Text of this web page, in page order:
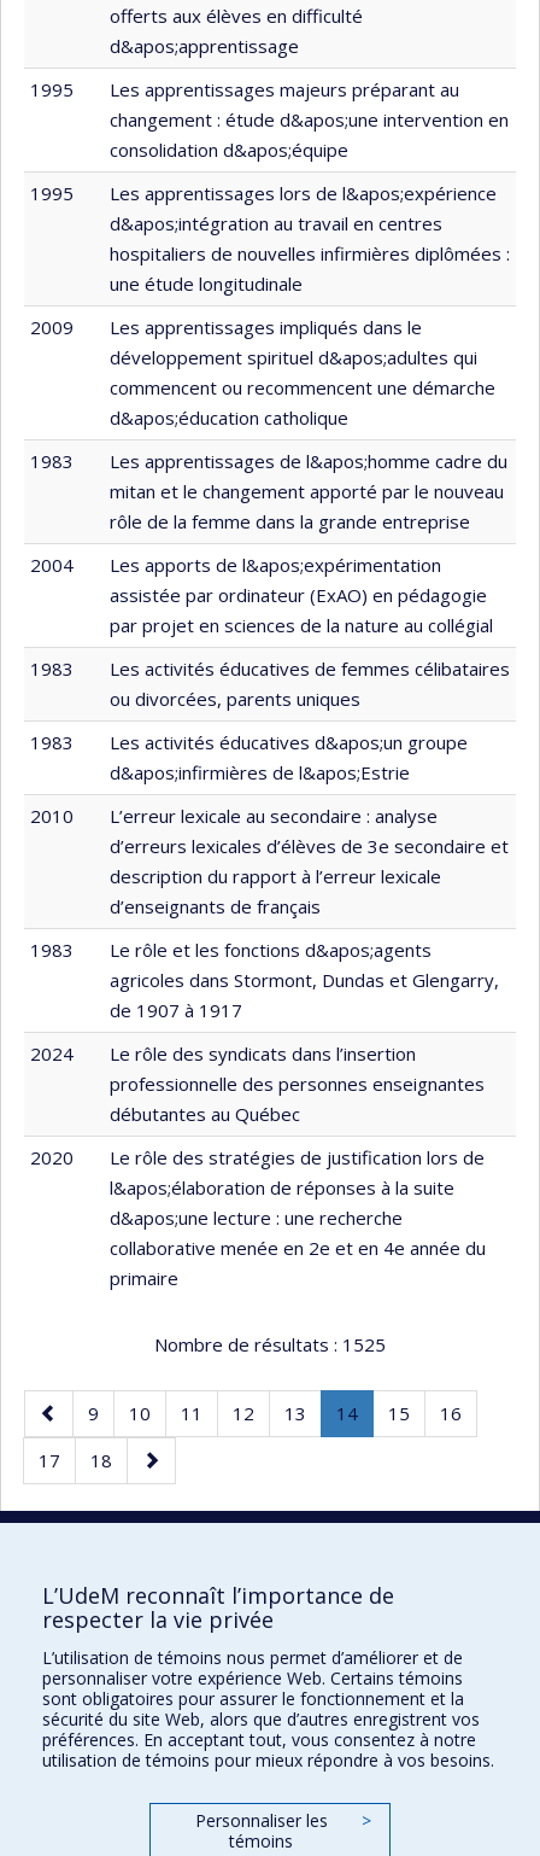
offerts aux élèves en difficulté
d&apos;apprentissage
1995
Les apprentissages majeurs préparant au
changement : étude d&apos;une intervention en
consolidation d&apos;équipe
1995
Les apprentissages lors de l&apos;expérience
d&apos;intégration au travail en centres
hospitaliers de nouvelles infirmières diplômées :
une étude longitudinale
2009
Les apprentissages impliqués dans le
développement spirituel d&apos;adultes qui
commencent ou recommencent une démarche
d&apos;éducation catholique
1983
Les apprentissages de l&apos;homme cadre du
mitan et le changement apporté par le nouveau
rôle de la femme dans la grande entreprise
2004
Les apports de l&apos;expérimentation
assistée par ordinateur (ExAO) en pédagogie
par projet en sciences de la nature au collégial
1983
Les activités éducatives de femmes célibataires
ou divorcées, parents uniques
1983
Les activités éducatives d&apos;un groupe
d&apos;infirmières de l&apos;Estrie
2010
L’erreur lexicale au secondaire : analyse
d’erreurs lexicales d’élèves de 3e secondaire et
description du rapport à l’erreur lexicale
d’enseignants de français
1983
Le rôle et les fonctions d&apos;agents
agricoles dans Stormont, Dundas et Glengarry,
de 1907 à 1917
2024
Le rôle des syndicats dans l’insertion
professionnelle des personnes enseignantes
débutantes au Québec
2020
Le rôle des stratégies de justification lors de
l&apos;élaboration de réponses à la suite
d&apos;une lecture : une recherche
collaborative menée en 2e et en 4e année du
primaire
Nombre de résultats : 1525
Page
précédente
Page
9 Page
10 Page
11 Page
12 Page
13 Page
14.
Page
Page
15 Page
16
Page
17 Page
18
Page
suivante
Faculté des sciences de l'éducation
Pavillon Marie-Victorin
90, avenue Vincent-d'Indy
Montréal (Québec) H2V 2S9
L’UdeM reconnaît l’importance de
respecter la vie privée
L’utilisation de témoins nous permet d’améliorer et de
personnaliser votre expérience Web. Certains témoins
sont obligatoires pour assurer le fonctionnement et la
sécurité du site Web, alors que d’autres enregistrent vos
préférences. En acceptant tout, vous consentez à notre
utilisation de témoins pour mieux répondre à vos besoins.
Personnaliser les
témoins
>